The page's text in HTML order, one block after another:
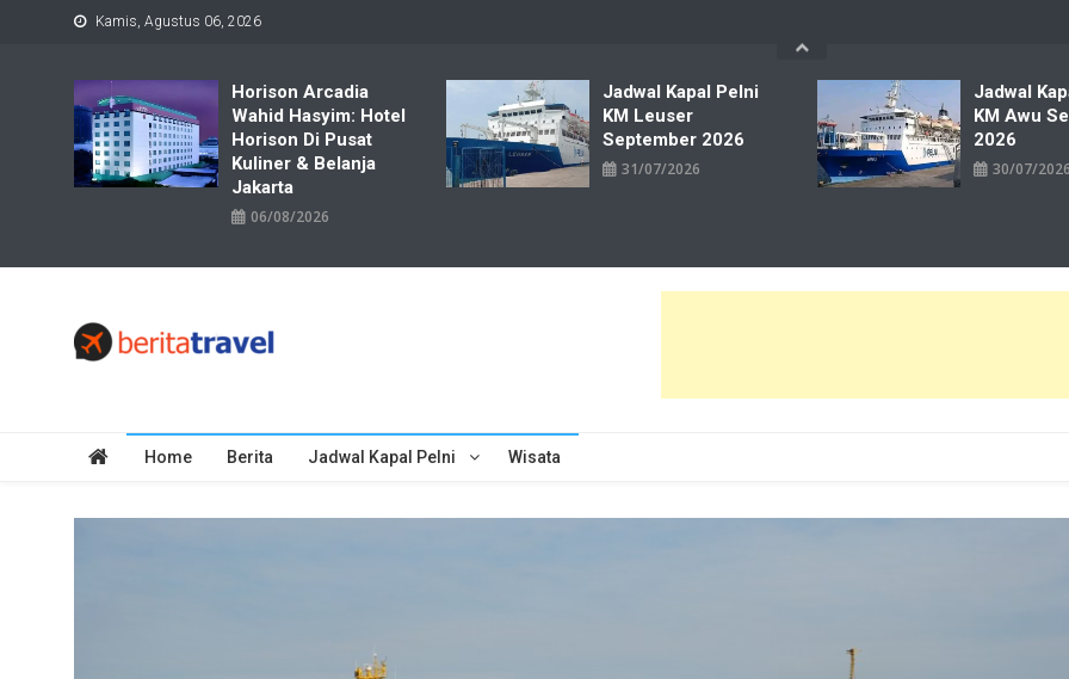
Kamis, Agustus 06, 2026
Horison Arcadia
Wahid Hasyim: Hotel
Horison Di Pusat
Kuliner & Belanja
Jakarta
06/08/2026
Jadwal Kapal Pelni
KM Leuser
September 2026
31/07/2026
Jadwal
KM Awu
2026
30/07/2026
Home Berita Jadwal Kapal Pelni Wisata